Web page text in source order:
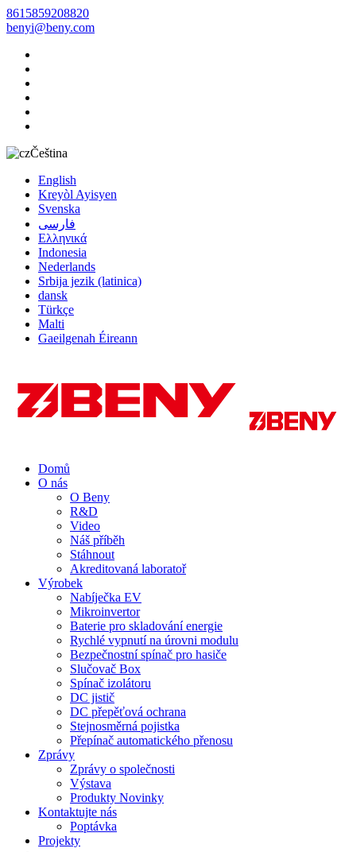
8615859208820
benyi@beny.com
Čeština
English
Kreyòl Ayisyen
Svenska
فارسی
Ελληνικά
Indonesia
Nederlands
Srbija jezik (latinica)
dansk
Türkçe
Malti
Gaeilgenah Éireann
Domů
O nás
O Beny
R&D
Video
Náš příběh
Stáhnout
Akreditovaná laboratoř
Výrobek
Nabíječka EV
Mikroinvertor
Baterie pro skladování energie
Rychlé vypnutí na úrovni modulu
Bezpečnostní spínač pro hasiče
Slučovač Box
Spínač izolátoru
DC jistič
DC přepěťová ochrana
Stejnosměrná pojistka
Přepínač automatického přenosu
Zprávy
Zprávy o společnosti
Výstava
Produkty Novinky
Kontaktujte nás
Poptávka
Projekty